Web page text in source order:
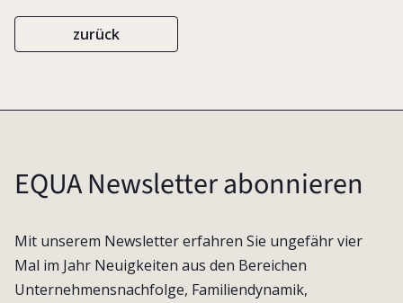
zurück
EQUA Newsletter abonnieren
Mit unserem Newsletter erfahren Sie ungefähr vier
Mal im Jahr Neuigkeiten aus den Bereichen
Unternehmensnachfolge, Familiendynamik,